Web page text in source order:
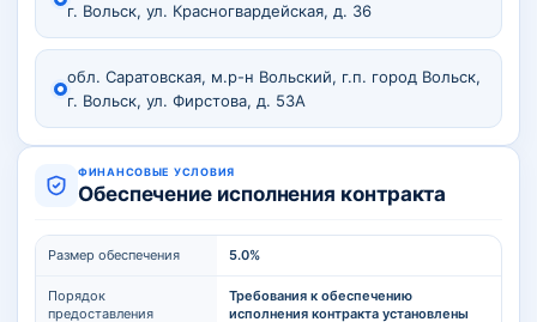
г. Вольск, ул. Красногвардейская, д. 36
обл. Саратовская, м.р-н Вольский, г.п. город Вольск,
г. Вольск, ул. Фирстова, д. 53А
ФИНАНСОВЫЕ УСЛОВИЯ
Обеспечение исполнения контракта
Размер обеспечения 5.0%
Порядок
предоставления
Требования к обеспечению
исполнения контракта установлены